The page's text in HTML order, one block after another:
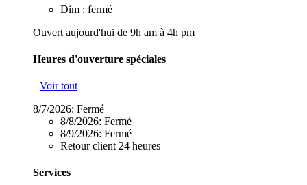
Dim : fermé
Ouvert aujourd'hui de 9h am à 4h pm
Heures d'ouverture spéciales
Voir tout
8/7/2026: Fermé
8/8/2026: Fermé
8/9/2026: Fermé
Retour client 24 heures
Services